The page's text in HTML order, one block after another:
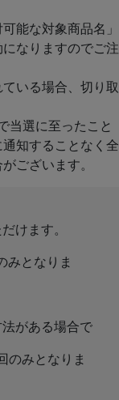
能な対象商品名」
なりますのでご注
いる場合、切り取
当選に至ったこと
知することなく全
ございます。
けます。
みとなりま
がある場合で
のみとなりま